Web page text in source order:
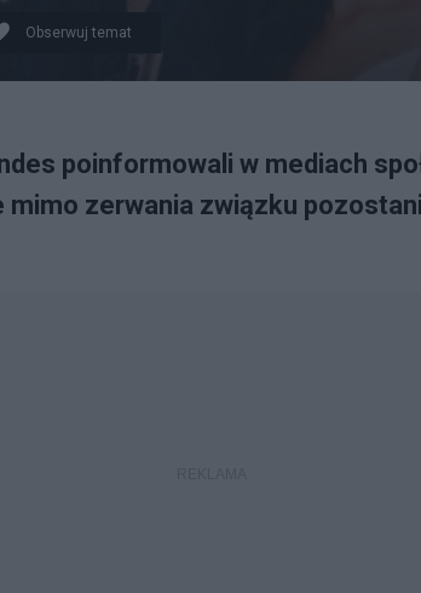
Obserwuj temat
poinformowali w mediach
mimo zerwania związku